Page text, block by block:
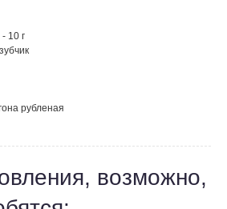
10 г
рубленая
возможно,